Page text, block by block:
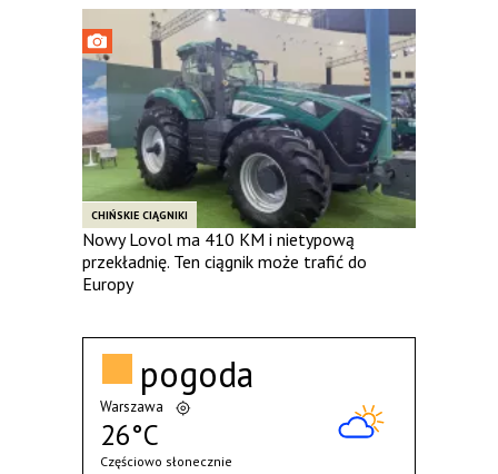
CHIŃSKIE CIĄGNIKI
Nowy Lovol ma 410 KM i nietypową
przekładnię. Ten ciągnik może trafić do
Europy
pogoda
Warszawa
26°C
Częściowo słonecznie